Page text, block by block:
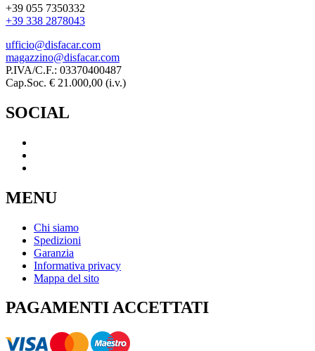
+39 055 7350332
+39 338 2878043
ufficio@disfacar.com
magazzino@disfacar.com
P.IVA/C.F.: 03370400487
Cap.Soc. € 21.000,00 (i.v.)
SOCIAL
MENU
Chi siamo
Spedizioni
Garanzia
Informativa privacy
Mappa del sito
PAGAMENTI ACCETTATI